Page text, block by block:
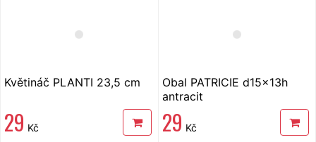
Květináč PLANTI 23,5 cm
29 Kč
Obal PATRICIE d15x13h
antracit
29 Kč